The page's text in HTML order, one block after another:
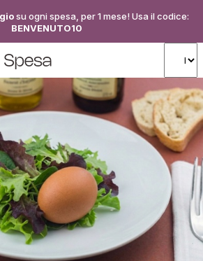
su ogni spesa, per 1 mese! Usa il codice:
BENVENUTO10